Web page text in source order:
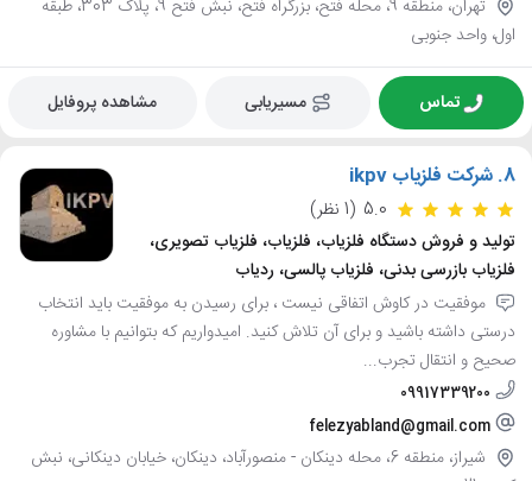
تهران، منطقه 9، محله فتح، بزرگراه فتح، نبش فتح 9، پلاک 303، طبقه
اول، واحد جنوبی
تماس مسیریابی مشاهده پروفایل
8. شرکت فلزیاب ikpv
5.0 (1 نظر)
تولید و فروش دستگاه فلزیاب، فلزیاب، فلزیاب تصویری،
فلزیاب بازرسی بدنی، فلزیاب پالسی، ردیاب
موفقیت در کاوش اتفاقی نیست ، برای رسیدن به موفقیت باید انتخاب
درستی داشته باشید و برای آن تلاش کنید. امیدواریم که بتوانیم با مشاوره
صحیح و انتقال تجرب...
09917339200
felezyabland@gmail.com
شیراز، منطقه 6، محله دینکان - منصورآباد، دینکان، خیابان دینکانی، نبش